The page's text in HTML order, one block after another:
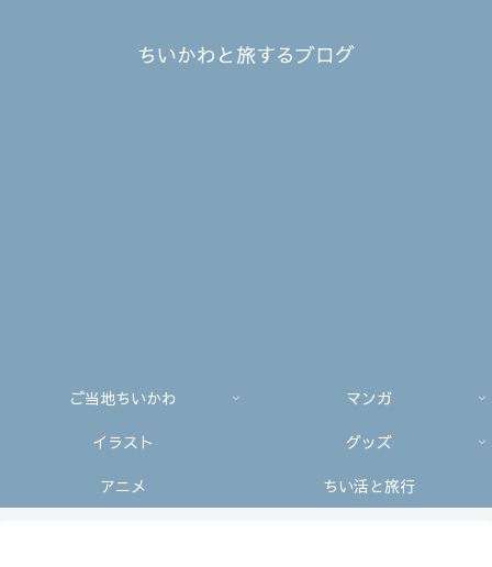
ちいかわと旅するブログ
ご当地ちいかわ
マンガ
イラスト
グッズ
アニメ
ちい活と旅行